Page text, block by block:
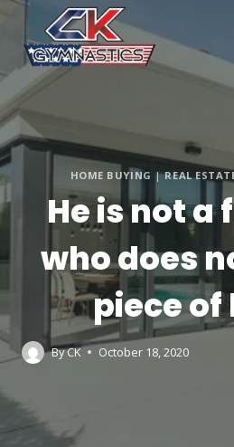
HOME BUYING |REAL
He is not a
who does
piece of
ByCK October 18, 2020